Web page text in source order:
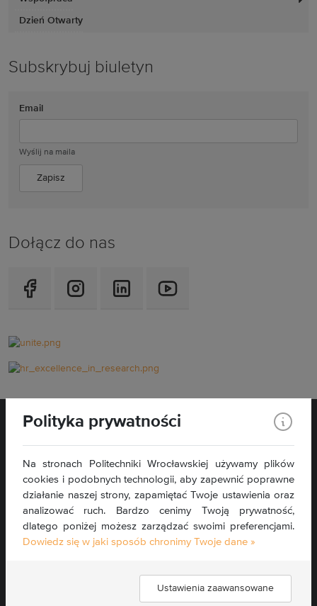
Dzień Otwarty
Subskrybuj biuletyn
Email
Wyślij na maila
Dołącz do nas
Wybrzeże Wyspiańskiego 27
50-370 Wrocław
Mapa serwisu »
Polityka prywatności
Na stronach Politechniki Wrocławskiej używamy plików
cookies i podobnych technologii, aby zapewnić poprawne
działanie naszej strony, zapamiętać Twoje ustawienia oraz
analizować ruch. Bardzo cenimy Twoją prywatność,
dlatego poniżej możesz zarządzać swoimi preferencjami.
Dowiedz się w jaki sposób chronimy Twoje dane »
Ustawienia zaawansowane